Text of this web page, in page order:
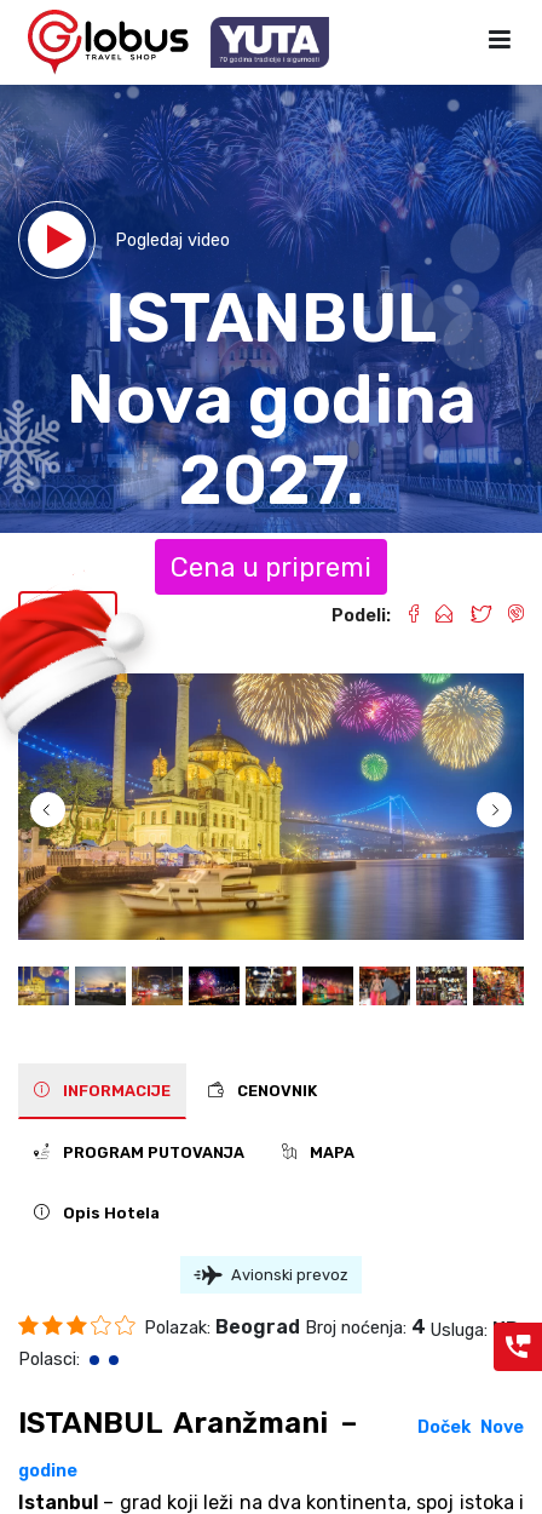
ISTANBUL
Nova godina
2027.
Cena u pripremi
Pogledaj video
Nazad Podeli:
INFORMACIJE CENOVNIK
PROGRAM PUTOVANJA MAPA
Opis Hotela
Avionski prevoz
Polazak: Beograd Broj noćenja: 4 Usluga: ND
Polasci:
ISTANBUL Aranžmani – Doček Nove
godine
Istanbul – grad koji leži na dva kontinenta, spoj istoka i